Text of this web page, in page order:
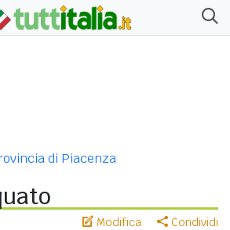
di Piacenza
Modifica Condividi